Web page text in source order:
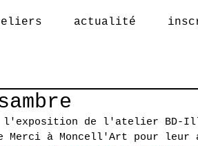
actualité
l'exposition de l'atelier BD-
Merci à Moncell'Art pour leur